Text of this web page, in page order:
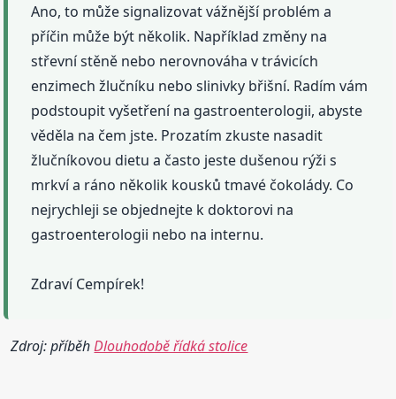
Ano, to může signalizovat vážnější problém a
příčin může být několik. Například změny na
střevní stěně nebo nerovnováha v trávicích
enzimech žlučníku nebo slinivky břišní. Radím vám
podstoupit vyšetření na gastroenterologii, abyste
věděla na čem jste. Prozatím zkuste nasadit
žlučníkovou dietu a často jeste dušenou rýži s
mrkví a ráno několik kousků tmavé čokolády. Co
nejrychleji se objednejte k doktorovi na
gastroenterologii nebo na internu.
Zdraví Cempírek!
Zdroj: příběhDlouhodobě řídká stolice